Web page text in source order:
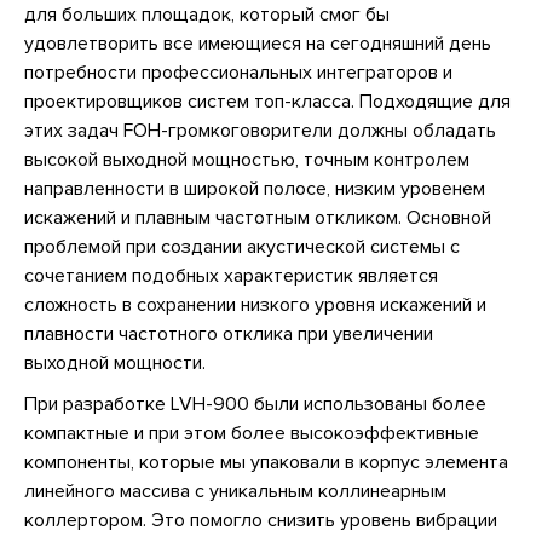
для больших площадок, который смог бы
удовлетворить все имеющиеся на сегодняшний день
потребности профессиональных интеграторов и
проектировщиков систем топ-класса. Подходящие для
этих задач FOH-громкоговорители должны обладать
высокой выходной мощностью, точным контролем
направленности в широкой полосе, низким уровенем
искажений и плавным частотным откликом. Основной
проблемой при создании акустической системы с
сочетанием подобных характеристик является
сложность в сохранении низкого уровня искажений и
плавности частотного отклика при увеличении
выходной мощности.
При разработке LVH-900 были использованы более
компактные и при этом более высокоэффективные
компоненты, которые мы упаковали в корпус элемента
линейного массива с уникальным коллинеарным
коллертором. Это помогло снизить уровень вибрации